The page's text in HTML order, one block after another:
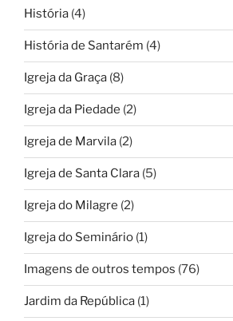
História (4)
História de Santarém (4)
Igreja da Graça (8)
Igreja da Piedade (2)
Igreja de Marvila (2)
Igreja de Santa Clara (5)
Igreja do Milagre (2)
Igreja do Seminário (1)
Imagens de outros tempos (76)
Jardim da República (1)